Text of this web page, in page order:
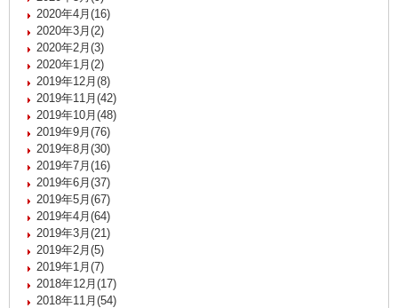
2020年4月(16)
2020年3月(2)
2020年2月(3)
2020年1月(2)
2019年12月(8)
2019年11月(42)
2019年10月(48)
2019年9月(76)
2019年8月(30)
2019年7月(16)
2019年6月(37)
2019年5月(67)
2019年4月(64)
2019年3月(21)
2019年2月(5)
2019年1月(7)
2018年12月(17)
2018年11月(54)